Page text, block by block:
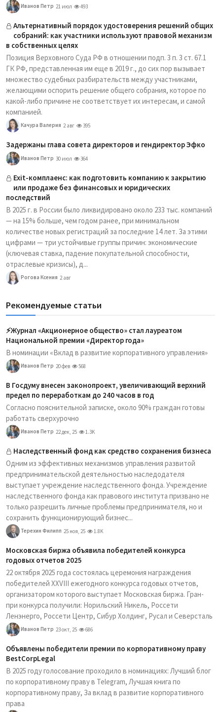
Иванов Петр 21 июл 493
Альтернативный порядок удостоверения решений общих
собраний: как участники используют правовой механизм
в собственных целях
Позиция Верховного Суда РФ в отношении подп. 3 п. 3 ст. 67.1
ГК РФ, представленная им еще в 2019 г., до сих пор вызывает
множество судебных разбирательств между участниками,
желающими оспорить решение общего собрания, которое по
какой-либо причине не соответствует их интересам, и самой
компанией.
Качура Валерия 2 авг 395
Задержаны глава совета директоров и гендиректор Эфко
Иванов Петр 30 июл 364
Exit-комплаенс: как подготовить компанию к закрытию
или продаже без финансовых и юридических
последствий
В 2025 г. в России было ликвидировано около 233 тыс. компаний
— на 15% больше, чем годом ранее, при минимальном
количестве новых регистраций за последние 14 лет. За этими
цифрами — три устойчивые группы причин: экономические
(ключевая ставка, падение покупательной способности,
отраслевые кризисы), д...
Рогова Ксения 2 авг
Рекомендуемые статьи
⚡️Журнал «Акционерное общество» стал лауреатом
Национальной премии «Директор года»
В номинации «Вклад в развитие корпоративного управления»
Иванов Петр 20 фев 568
В Госдуму внесен законопроект, увеличивающий верхний
предел по переработкам до 240 часов в год
Согласно пояснительной записке, около 90% граждан готовы
работать сверхурочно
Иванов Петр 22 дек, 25 1.3K
Наследственный фонд как средство сохранения бизнеса
Одним из эффективных механизмов управления развитой
предпринимательской деятельностью наследодателя
выступает учреждение наследственного фонда. Учреждение
наследственного фонда как правового института призвано не
только разрешить личные проблемы предпринимателя, но и
сохранить функционирующий бизнес...
Терехин Филипп 25 ноя, 25 1.8K
Московская биржа объявила победителей конкурса
годовых отчетов 2025
22 октября 2025 года состоялась церемония награждения
победителей XXVIII ежегодного конкурса годовых отчетов,
организатором которого выступает Московская биржа. Гран-
при конкурса получили: Норильский Никель, Россети
Ленэнерго, Россети Центр, Сибур Холдинг, Русал и Северсталь
Иванов Петр 23 окт, 25 686
Объявлены победители премии по корпоративному праву
BestCorpLegal
В 2025 году голосование проходило в номинациях: Лучший блог
по корпоративному праву в Telegram, Лучшая книга по
корпоративному праву, За вклад в развитие корпоративного
права